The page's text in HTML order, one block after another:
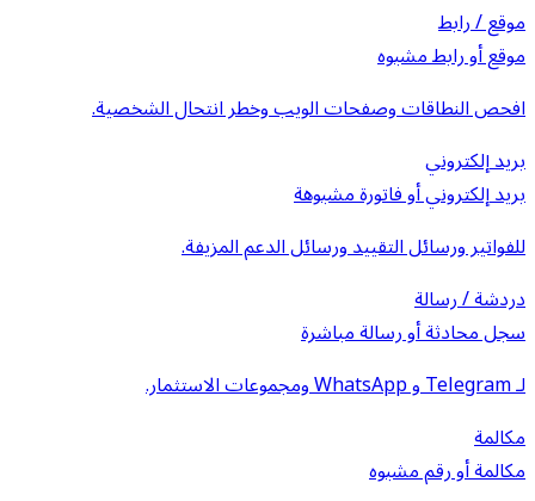
موقع / رابط
موقع أو رابط مشبوه
افحص النطاقات وصفحات الويب وخطر انتحال الشخصية.
بريد إلكتروني
بريد إلكتروني أو فاتورة مشبوهة
للفواتير ورسائل التقييد ورسائل الدعم المزيفة.
دردشة / رسالة
سجل محادثة أو رسالة مباشرة
لـ Telegram و WhatsApp ومجموعات الاستثمار.
مكالمة
مكالمة أو رقم مشبوه